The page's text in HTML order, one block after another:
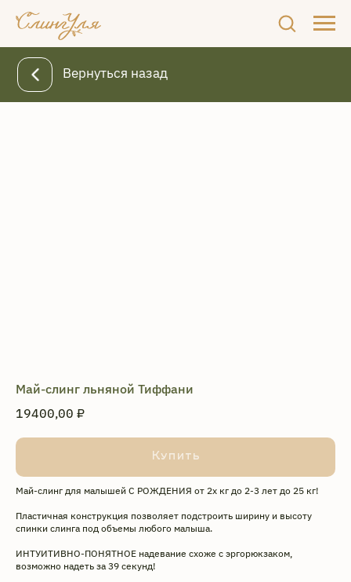
Май-слинг льняной Тиффани
19400,00 ₽
Купить
Май-слинг для малышей С РОЖДЕНИЯ от 2х кг до 2-3 лет до 25 кг!
Пластичная конструкция позволяет подстроить ширину и высоту
спинки слинга под объемы любого малыша.
ИНТУИТИВНО-ПОНЯТНОЕ надевание схоже с эргорюкзаком,
возможно надеть за 39 секунд!